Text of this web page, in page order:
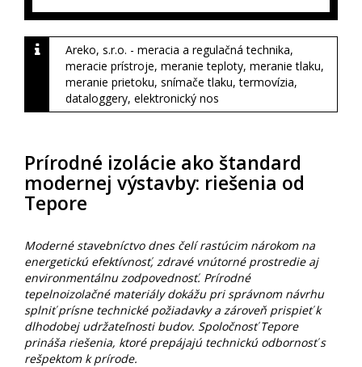
Areko, s.r.o. - meracia a regulačná technika,
meracie prístroje, meranie teploty, meranie tlaku,
meranie prietoku, snímače tlaku, termovízia,
dataloggery, elektronický nos
Prírodné izolácie ako štandard
modernej výstavby: riešenia od
Tepore
Moderné stavebníctvo dnes čelí rastúcim nárokom na
energetickú efektívnosť, zdravé vnútorné prostredie aj
environmentálnu zodpovednosť. Prírodné
tepelnoizolačné materiály dokážu pri správnom návrhu
splniť prísne technické požiadavky a zároveň prispieť k
dlhodobej udržateľnosti budov. Spoločnosť Tepore
prináša riešenia, ktoré prepájajú technickú odbornosť s
rešpektom k prírode.